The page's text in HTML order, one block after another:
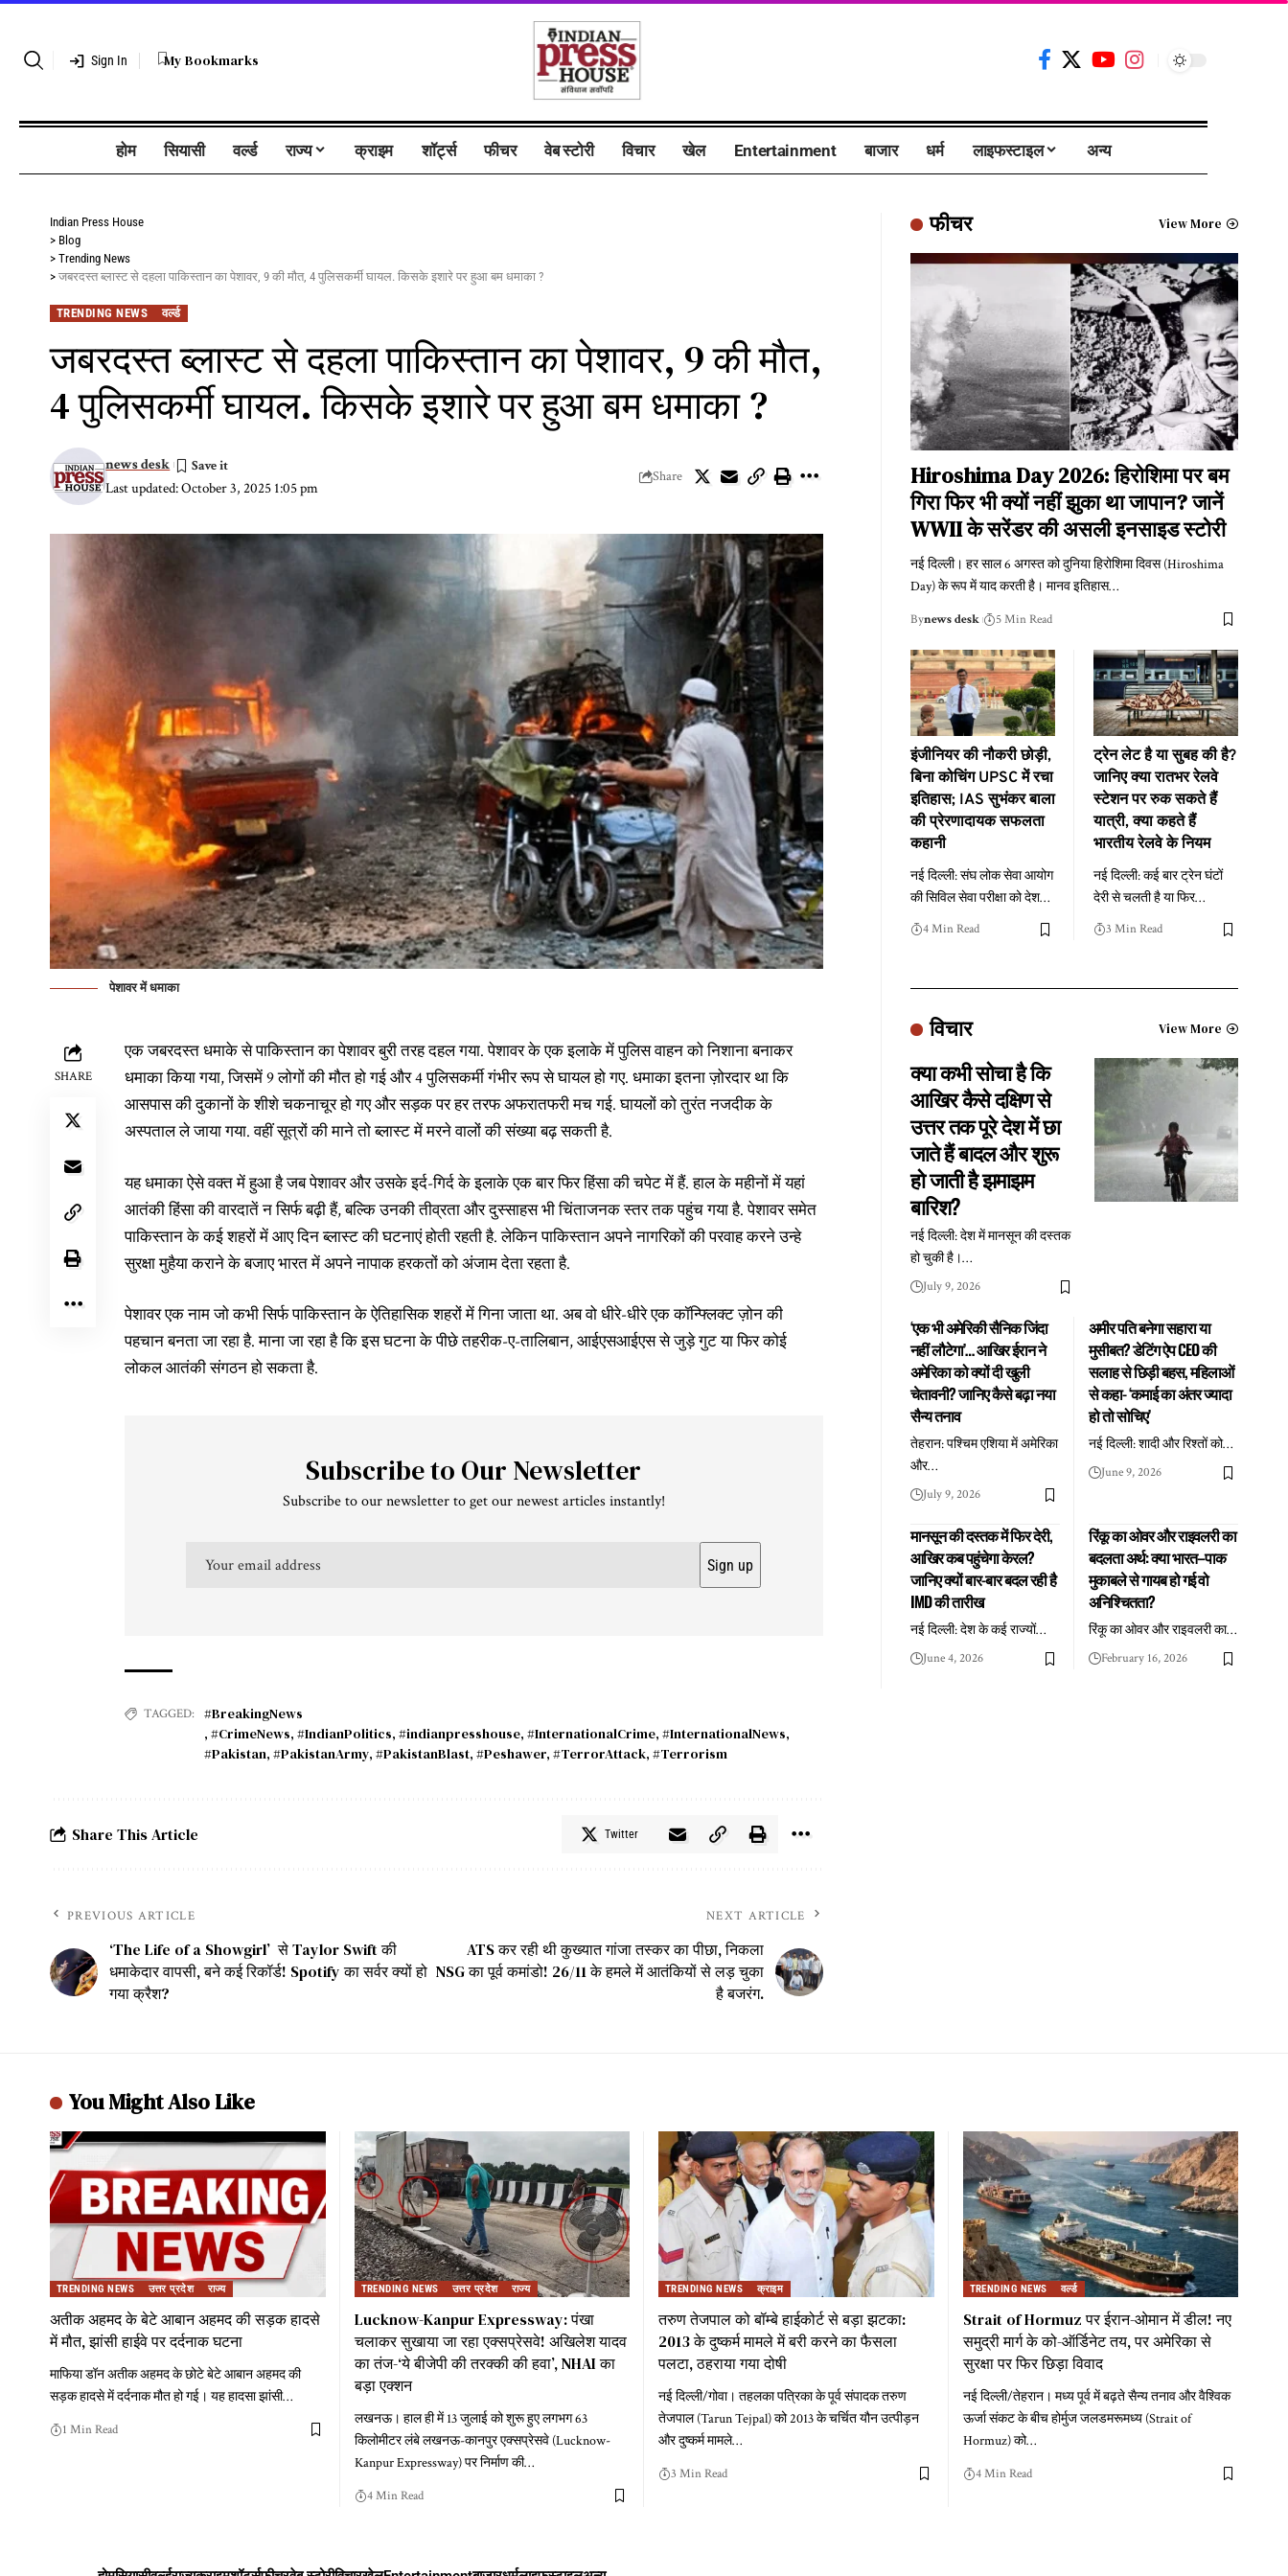
Sign In My Bookmarks
होम सियासी वर्ल्ड राज्य क्राइम शॉर्ट्स फीचर वेब स्टोरी विचार खेल Entertainment बाजार धर्म लाइफस्टाइल अन्य
Indian Press House
> Blog
> Trending News
> जबरदस्त ब्लास्ट से दहला पाकिस्तान का पेशावर, 9 की मौत, 4 पुलिसकर्मी घायल. किसके इशारे पर हुआ बम धमाका ?
TRENDING NEWS वर्ल्ड
जबरदस्त ब्लास्ट से दहला पाकिस्तान का पेशावर, 9 की मौत,
4 पुलिसकर्मी घायल. किसके इशारे पर हुआ बम धमाका ?
Last updated: October 3, 2025 1:05 pm
news desk
Share
पेशावर में धमाका
SHARE
एक जबरदस्त धमाके से पाकिस्तान का पेशावर बुरी तरह दहल गया. पेशावर के एक इलाके में पुलिस वाहन को निशाना बनाकर
धमाका किया गया, जिसमें 9 लोगों की मौत हो गई और 4 पुलिसकर्मी गंभीर रूप से घायल हो गए. धमाका इतना ज़ोरदार था कि
आसपास की दुकानों के शीशे चकनाचूर हो गए और सड़क पर हर तरफ अफरातफरी मच गई. घायलों को तुरंत नजदीक के
अस्पताल ले जाया गया. वहीं सूत्रों की माने तो ब्लास्ट में मरने वालों की संख्या बढ़ सकती है.
यह धमाका ऐसे वक्त में हुआ है जब पेशावर और उसके इर्द-गिर्द के इलाके एक बार फिर हिंसा की चपेट में हैं. हाल के महीनों में यहां
आतंकी हिंसा की वारदातें न सिर्फ बढ़ी हैं, बल्कि उनकी तीव्रता और दुस्साहस भी चिंताजनक स्तर तक पहुंच गया है. पेशावर समेत
पाकिस्तान के कई शहरों में आए दिन ब्लास्ट की घटनाएं होती रहती है. लेकिन पाकिस्तान अपने नागरिकों की परवाह करने उन्हे
सुरक्षा मुहैया कराने के बजाए भारत में अपने नापाक हरकतों को अंजाम देता रहता है.
पेशावर एक नाम जो कभी सिर्फ पाकिस्तान के ऐतिहासिक शहरों में गिना जाता था. अब वो धीरे-धीरे एक कॉन्फ्लिक्ट ज़ोन की
पहचान बनता जा रहा है. माना जा रहा है कि इस घटना के पीछे तहरीक-ए-तालिबान, आईएसआईएस से जुड़े गुट या फिर कोई
लोकल आतंकी संगठन हो सकता है.
Subscribe to Our Newsletter
Subscribe to our newsletter to get our newest articles instantly!
TAGGED:
#BreakingNews
, #CrimeNews, #IndianPolitics, #indianpresshouse, #InternationalCrime, #InternationalNews,
#Pakistan, #PakistanArmy, #PakistanBlast, #Peshawer, #TerrorAttack, #Terrorism
Share This Article Twitter
PREVIOUS ARTICLE
‘The Life of a Showgirl’ से Taylor Swift की
धमाकेदार वापसी, बने कई रिकॉर्ड! Spotify का सर्वर क्यों हो
गया क्रैश?
NEXT ARTICLE
ATS कर रही थी कुख्यात गांजा तस्कर का पीछा, निकला
NSG का पूर्व कमांडो! 26/11 के हमले में आतंकियों से लड़ चुका
है बजरंग.
फीचर View More
Hiroshima Day 2026: हिरोशिमा पर बम
गिरा फिर भी क्यों नहीं झुका था जापान? जानें
WWII के सरेंडर की असली इनसाइड स्टोरी
नई दिल्ली। हर साल 6 अगस्त को दुनिया हिरोशिमा दिवस (Hiroshima
Day) के रूप में याद करती है। मानव इतिहास…
Bynews desk 5 Min Read
इंजीनियर की नौकरी छोड़ी,
बिना कोचिंग UPSC में रचा
इतिहास; IAS सुभंकर बाला
की प्रेरणादायक सफलता
कहानी
नई दिल्ली: संघ लोक सेवा आयोग
की सिविल सेवा परीक्षा को देश…
4 Min Read
ट्रेन लेट है या सुबह की है?
जानिए क्या रातभर रेलवे
स्टेशन पर रुक सकते हैं
यात्री, क्या कहते हैं
भारतीय रेलवे के नियम
नई दिल्ली: कई बार ट्रेन घंटों
देरी से चलती है या फिर…
3 Min Read
विचार View More
क्या कभी सोचा है कि
आखिर कैसे दक्षिण से
उत्तर तक पूरे देश में छा
जाते हैं बादल और शुरू
हो जाती है झमाझम
बारिश?
नई दिल्ली: देश में मानसून की दस्तक
हो चुकी है।…
July 9, 2026
‘एक भी अमेरिकी सैनिक जिंदा
नहीं लौटेगा’… आखिर ईरान ने
अमेरिका को क्यों दी खुली
चेतावनी? जानिए कैसे बढ़ा नया
सैन्य तनाव
तेहरान: पश्चिम एशिया में अमेरिका
और…
July 9, 2026
अमीर पति बनेगा सहारा या
मुसीबत? डेटिंग ऐप CEO की
सलाह से छिड़ी बहस, महिलाओं
से कहा- ‘कमाई का अंतर ज्यादा
हो तो सोचिए’
नई दिल्ली: शादी और रिश्तों को…
June 9, 2026
मानसून की दस्तक में फिर देरी,
आखिर कब पहुंचेगा केरल?
जानिए क्यों बार-बार बदल रही है
IMD की तारीख
नई दिल्ली: देश के कई राज्यों…
June 4, 2026
रिंकू का ओवर और राइवलरी का
बदलता अर्थ: क्या भारत–पाक
मुकाबले से गायब हो गई वो
अनिश्चितता?
रिंकू का ओवर और राइवलरी का…
February 16, 2026
You Might Also Like
TRENDING NEWS उत्तर प्रदेश राज्य
अतीक अहमद के बेटे आबान अहमद की सड़क हादसे
में मौत, झांसी हाईवे पर दर्दनाक घटना
माफिया डॉन अतीक अहमद के छोटे बेटे आबान अहमद की
सड़क हादसे में दर्दनाक मौत हो गई। यह हादसा झांसी…
1 Min Read
TRENDING NEWS उत्तर प्रदेश राज्य
Lucknow-Kanpur Expressway: पंखा
चलाकर सुखाया जा रहा एक्सप्रेसवे! अखिलेश यादव
का तंज-‘ये बीजेपी की तरक्की की हवा’, NHAI का
बड़ा एक्शन
लखनऊ। हाल ही में 13 जुलाई को शुरू हुए लगभग 63
किलोमीटर लंबे लखनऊ-कानपुर एक्सप्रेसवे (Lucknow-
Kanpur Expressway) पर निर्माण की…
4 Min Read
TRENDING NEWS क्राइम
तरुण तेजपाल को बॉम्बे हाईकोर्ट से बड़ा झटका:
2013 के दुष्कर्म मामले में बरी करने का फैसला
पलटा, ठहराया गया दोषी
नई दिल्ली/गोवा। तहलका पत्रिका के पूर्व संपादक तरुण
तेजपाल (Tarun Tejpal) को 2013 के चर्चित यौन उत्पीड़न
और दुष्कर्म मामले…
3 Min Read
TRENDING NEWS वर्ल्ड
Strait of Hormuz पर ईरान-ओमान में डील! नए
समुद्री मार्ग के को-ऑर्डिनेट तय, पर अमेरिका से
सुरक्षा पर फिर छिड़ा विवाद
नई दिल्ली/तेहरान। मध्य पूर्व में बढ़ते सैन्य तनाव और वैश्विक
ऊर्जा संकट के बीच होर्मुज जलडमरूमध्य (Strait of
Hormuz) को…
4 Min Read